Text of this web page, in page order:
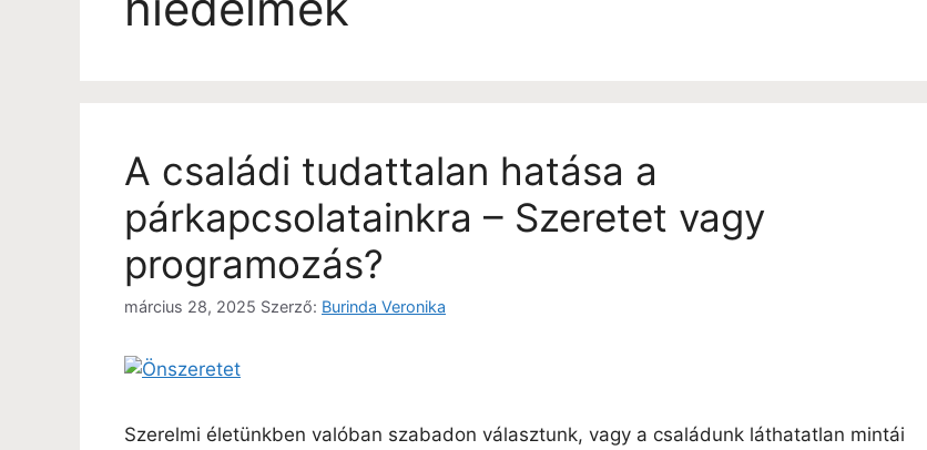
A családi tudattalan hatása a
párkapcsolatainkra – Szeretet vagy
programozás?
március 28, 2025 Szerző: Burinda Veronika
Szerelmi életünkben valóban szabadon választunk, vagy a családunk láthatatlan mintái